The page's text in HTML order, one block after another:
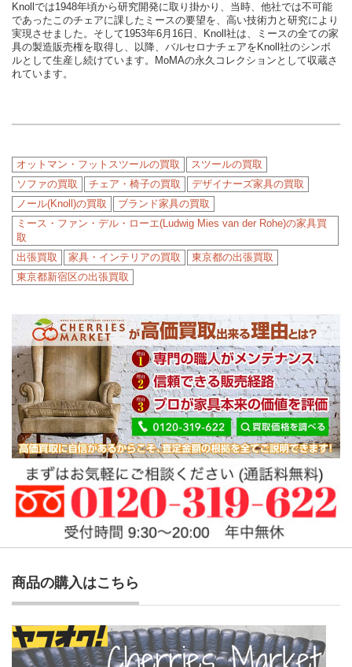
Knollでは1948年頃から研究開発に取り掛かり、当時、他社では不可能
であったこのチェアに課したミースの要望を、高い技術力と研究により
実現させました。そして1953年6月16日、Knoll社は、ミースの全ての家
具の製造販売権を取得し、以降、バルセロナチェアをKnoll社のシンボ
ルとして生産し続けています。MoMAの永久コレクションとして収蔵さ
れています。
オットマン・フットスツールの買取
スツールの買取
ソファの買取
チェア・椅子の買取
デザイナーズ家具の買取
ノール(Knoll)の買取
ブランド家具の買取
ミース・ファン・デル・ローエ(Ludwig Mies van der Rohe)の家具買
取
出張買取
家具・インテリアの買取
東京都の出張買取
東京都新宿区の出張買取
商品の購入はこちら